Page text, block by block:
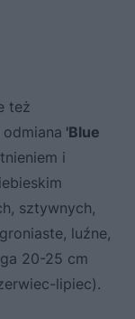
też
'Blue
i
sztywnych,
luźne,
20-25 cm
lipiec).